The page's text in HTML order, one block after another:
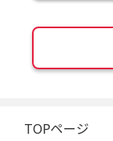
TOPページ